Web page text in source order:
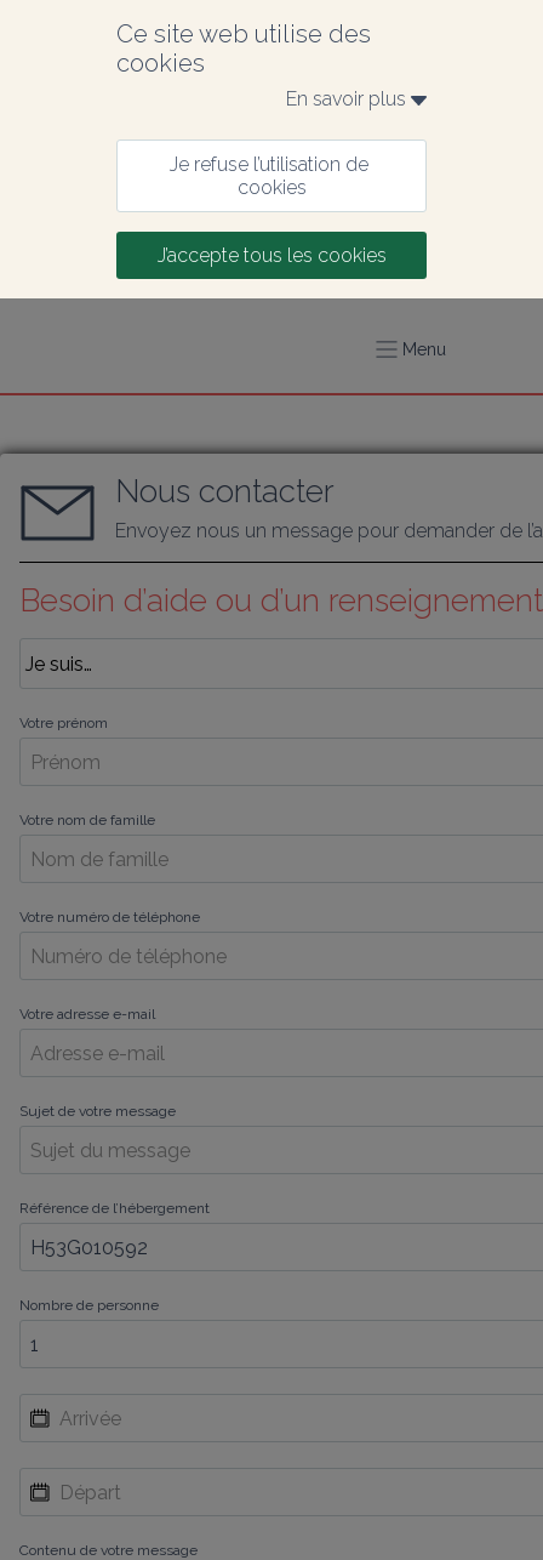
Ce site web utilise des
cookies
En savoir plus
Je refuse l’utilisation de
cookies
J’accepte tous les cookies
Menu
Nous contacter
Envoyez nous un message pour demander de
Besoin d’aide ou d’un
Votre prénom
Votre nom de famille
Votre numéro de téléphone
Votre adresse e-mail
Sujet de votre message
Référence de l’hébergement
Nombre de personne
Contenu de votre message